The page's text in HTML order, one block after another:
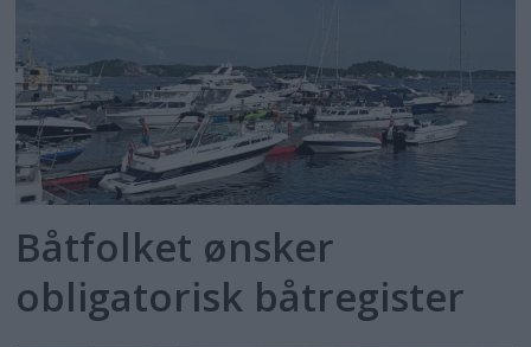
Båtfolket ønsker
obligatorisk båtregister